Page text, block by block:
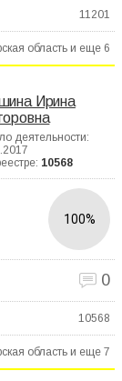
11201
область и еще 6
Ирина
деятельности:
10568
100%
0
10568
область и еще 7